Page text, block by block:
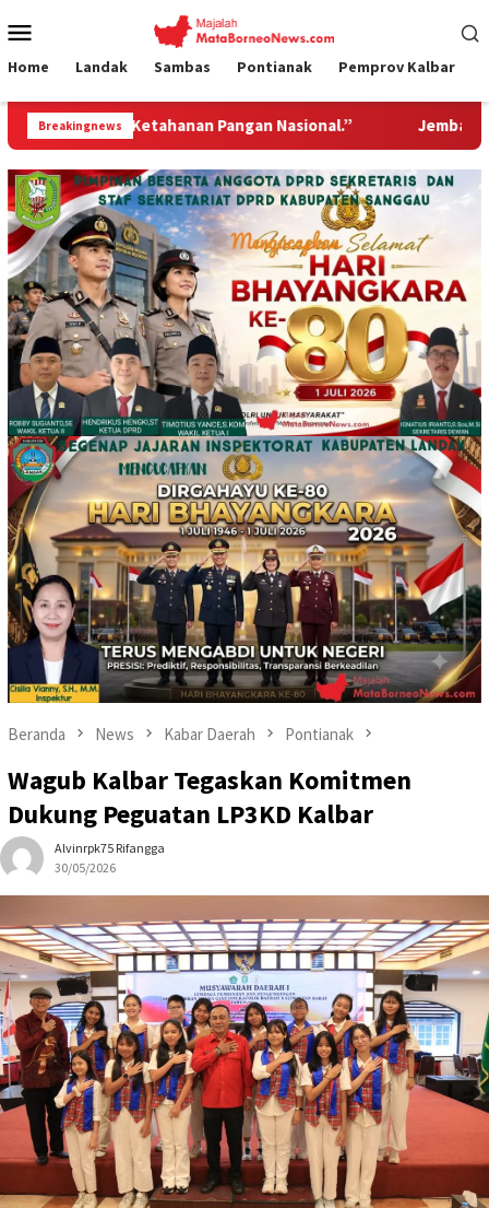
ke
Mobile
Home Landak Sambas Pontianak Pemprov Kalbar
Breakingnews
Nasional.” Jembatan Gantung Garuda Hadir
Beranda News Kabar Daerah Pontianak
Wagub Kalbar Tegaskan Komitmen
Dukung Peguatan LP3KD Kalbar
Alvinrpk75 Rifangga
30/05/2026